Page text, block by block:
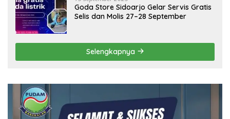
Goda Store Sidoarjo Gelar Servis Gratis
Selis dan Molis 27–28 September
Selengkapnya